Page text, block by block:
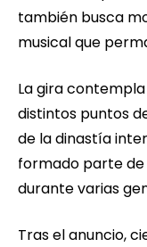
también busca
musical que
La gira
distintos puntos
de la dinastía
formado parte de
durante varias
Tras el anuncio,